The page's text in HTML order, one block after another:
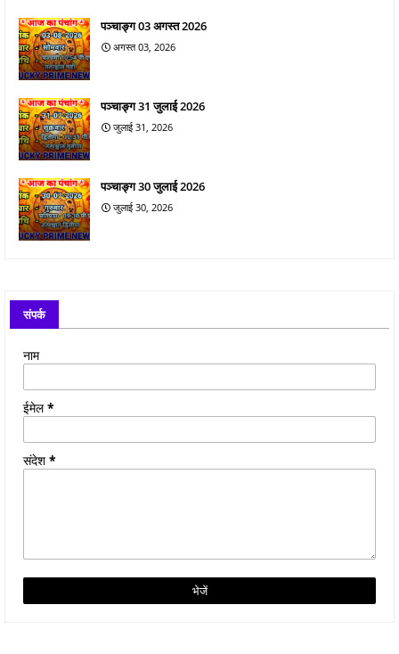
पञ्चाङ्ग 03 अगस्त 2026
अगस्त 03, 2026
पञ्चाङ्ग 31 जुलाई 2026
जुलाई 31, 2026
पञ्चाङ्ग 30 जुलाई 2026
जुलाई 30, 2026
संपर्क
नाम
ईमेल*
संदेश*